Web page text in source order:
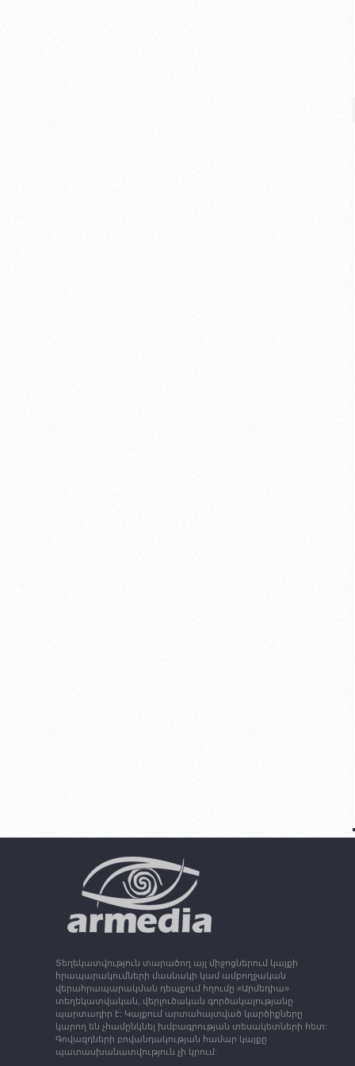
Տեղեկատվություն տարածող այլ միջոցներում կայքի
հրապարակումների մասնակի կամ ամբողջական
վերահրապարակման դեպքում հղումը «Արմեդիա»
տեղեկատվական, վերլուծական գործակալությանը
պարտադիր է: Կայքում արտահայտված կարծիքները
կարող են չհամընկնել խմբագրության տեսակետների հետ:
Գովազդների բովանդակության համար կայքը
պատասխանատվություն չի կրում: